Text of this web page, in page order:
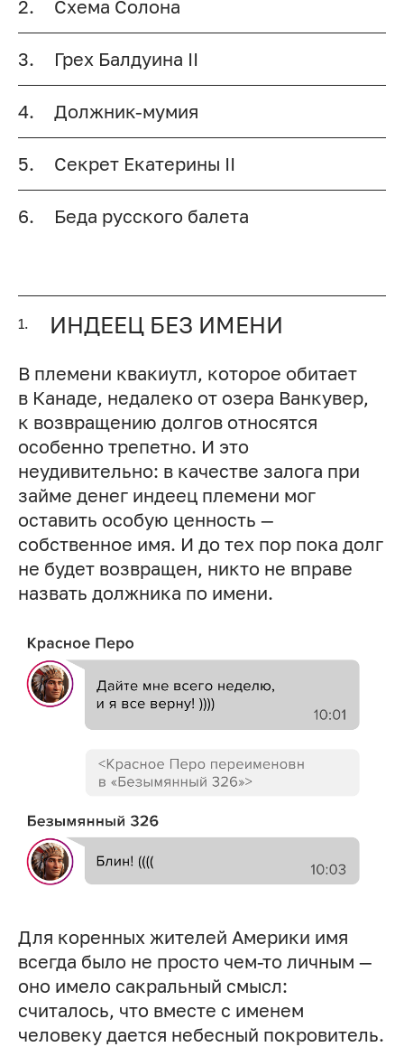
2. Схема Солона
3. Грех Балдуина II
4. Должник-мумия
5. Секрет Екатерины II
6. Беда русского балета
1. ИНДЕЕЦ БЕЗ ИМЕНИ
В племени квакиутл, которое обитает
в Канаде, недалеко от озера Ванкувер,
к возвращению долгов относятся
особенно трепетно. И это
неудивительно: в качестве залога при
займе денег индеец племени мог
оставить особую ценность —
собственное имя. И до тех пор пока долг
не будет возвращен, никто не вправе
назвать должника по имени.
Для коренных жителей Америки имя
всегда было не просто чем-то личным —
оно имело сакральный смысл:
считалось, что вместе с именем
человеку дается небесный покровитель.